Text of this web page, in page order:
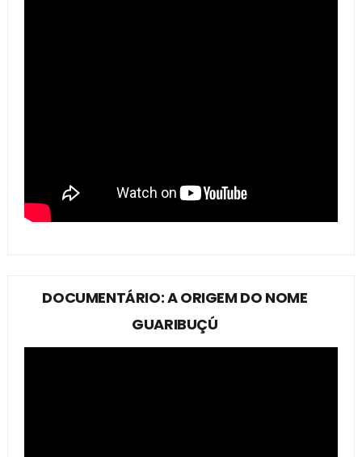
DOCUMENTÁRIO: A ORIGEM DO NOME
GUARIBUÇÚ